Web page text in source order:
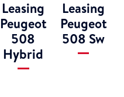
Leasing
Peugeot
508
Hybrid
Leasing
Peugeot
508 Sw